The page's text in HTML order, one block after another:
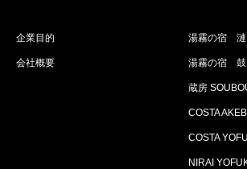
企業目的
会社概要
湯霧の宿 漣
湯霧の宿 鼓
蔵房
COSTA
COSTA
NIRAI